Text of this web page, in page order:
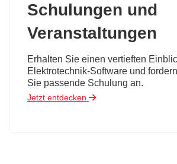
Schulungen und
Veranstaltungen
Erhalten Sie einen vertieften
Elektrotechnik-Software und
Sie passende Schulung an.
Jetzt entdecken